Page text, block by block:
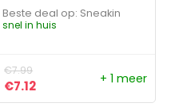
Beste deal op:
Sneakin
snel in huis
€7.99
Oorspronkelijke prijs was:
€7.12Huidige prijs is: €7.12.
+ 1 meer